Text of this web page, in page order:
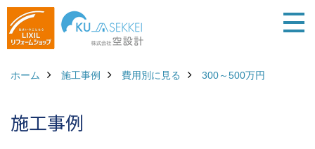
ホーム 施工事例 費用別に見る 300～500万円
施工事例